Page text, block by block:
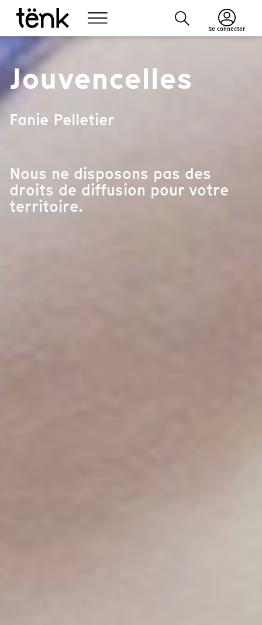
Se connecter
Jouvencelles
Fanie Pelletier
Nous ne disposons pas des
droits de diffusion pour votre
territoire.